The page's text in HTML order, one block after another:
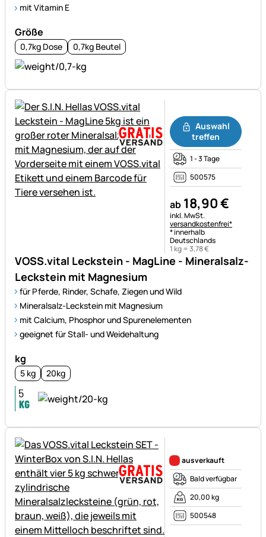
mit Vitamin E
Größe
0,7kg Dose 0,7kg Beutel
VOSS.vital Leckstein - MagLine - Mineralsalz-
Leckstein mit Magnesium
für Pferde, Rinder, Schafe, Ziegen und Wild
Mineralsalz-Leckstein mit Magnesium
mit Calcium, Phosphor und Spurenelementen
geeignet für Stall- und Weidehaltung
kg
5 kg 20kg
Auswahl
treffen
1 - 3 Tage
500575
ab 18,90€
Steuerhinweis:
inkl. MwSt.
versandkostenfrei*
* innerhalb
Deutschlands
1 kg =3,78€
ausverkauft
Bald verfügbar
20,00 kg
500548